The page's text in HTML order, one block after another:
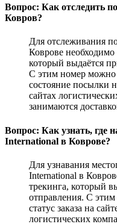
Вопрос: Как отследить
Ковров?
Для отслеживания
Коврове необходимо
который выдаётся
С этим номер можно
состояние посылки
сайтах
занимаются
Вопрос: Как узнать, где
International в Коврове?
Для узнавания
International в
трекинга, который
отправления. С
статус заказа на
логистических